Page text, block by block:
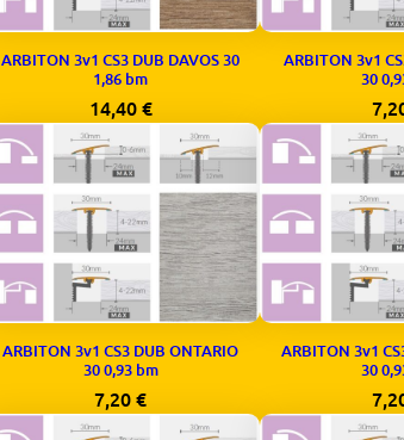
ARBITON 3v1 CS3 DUB DAVOS 30
1,86 bm
14,40 €
ARBITON 3v1
30
ARBITON 3v1 CS3 DUB ONTARIO
30 0,93 bm
7,20€
ARBITON 3v1
30